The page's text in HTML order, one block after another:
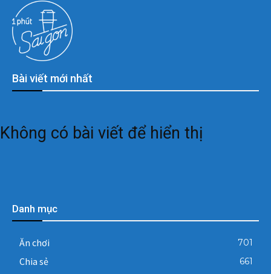
Bài viết mới nhất
Không có bài viết để hiển thị
Danh mục
Ăn chơi 701
Chia sẻ 661